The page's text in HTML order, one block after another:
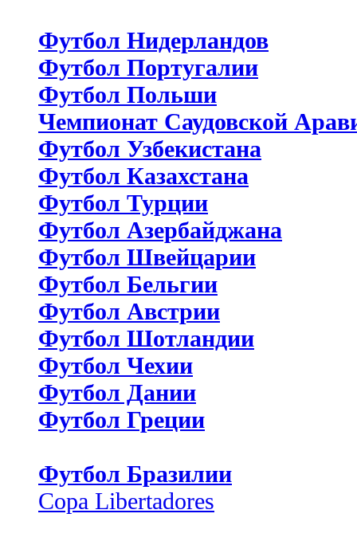
Футбол Нидерландов
Футбол Португалии
Футбол Польши
Чемпионат Саудовской
Футбол Узбекистана
Футбол Казахстана
Футбол Турции
Футбол Азербайджана
Футбол Швейцарии
Футбол Бельгии
Футбол Австрии
Футбол Шотландии
Футбол Чехии
Футбол Дании
Футбол Греции
Футбол Бразилии
Copa Libertadores